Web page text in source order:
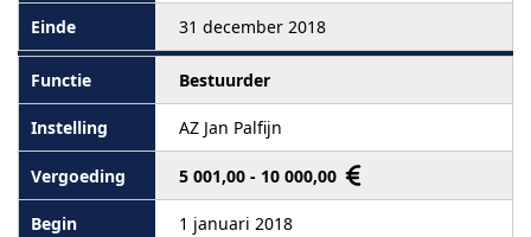
31 december 2018
Bestuurder
AZ Jan Palfijn
5 001,00 - 10 000,00
1 januari 2018